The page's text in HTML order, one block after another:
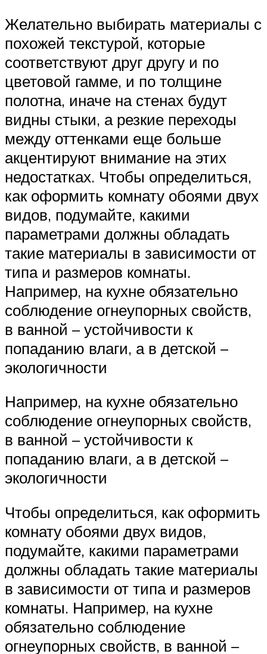
Желательно выбирать материалы с
похожей текстурой, которые
соответствуют друг другу и по
цветовой гамме, и по толщине
полотна, иначе на стенах будут
видны стыки, а резкие переходы
между оттенками еще больше
акцентируют внимание на этих
недостатках. Чтобы определиться,
как оформить комнату обоями двух
видов, подумайте, какими
параметрами должны обладать
такие материалы в зависимости от
типа и размеров комнаты.
Например, на кухне обязательно
соблюдение огнеупорных свойств,
в ванной – устойчивости к
попаданию влаги, а в детской –
экологичности
Например, на кухне обязательно
соблюдение огнеупорных свойств,
в ванной – устойчивости к
попаданию влаги, а в детской –
экологичности
Чтобы определиться, как оформить
комнату обоями двух видов,
подумайте, какими параметрами
должны обладать такие материалы
в зависимости от типа и размеров
комнаты. Например, на кухне
обязательно соблюдение
огнеупорных свойств, в ванной –